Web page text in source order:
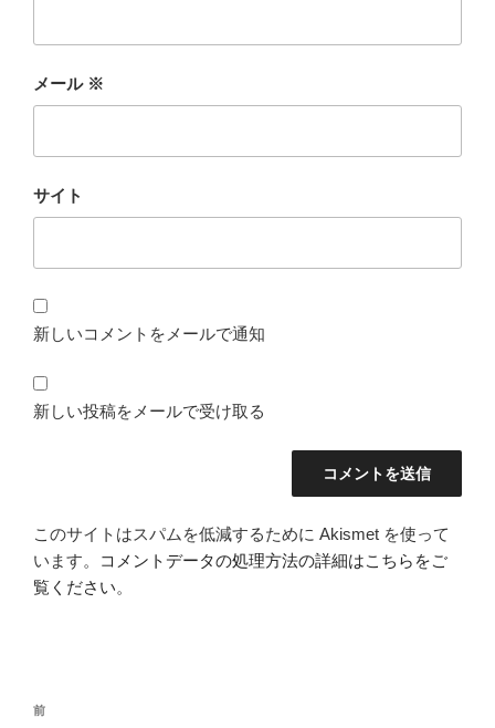
メール ※
サイト
新しいコメントをメールで通知
新しい投稿をメールで受け取る
このサイトはスパムを低減するために Akismet を使って
います。
コメントデータの処理方法の詳細はこちらをご
覧ください。
投
前
前